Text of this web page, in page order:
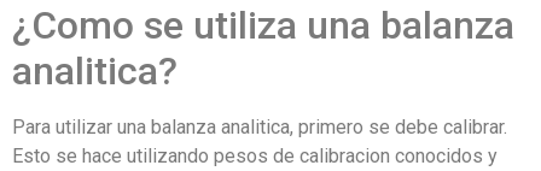
¿Como se utiliza una balanza
analitica?
Para utilizar una balanza analitica, primero se debe calibrar.
Esto se hace utilizando pesos de calibracion conocidos y